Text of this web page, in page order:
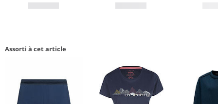
Assorti à cet article